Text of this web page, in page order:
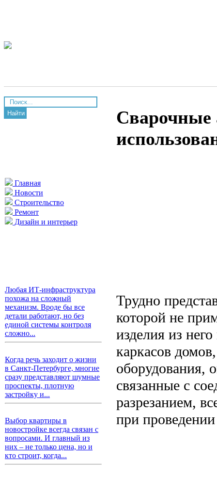
Найти
Главная
Новости
Строительство
Ремонт
Дизайн и интерьер
Любая ИТ-инфраструктура
похожа на сложный
механизм. Вроде бы все
детали работают, но без
единой системы контроля
сложно...
Когда речь заходит о жизни
в Санкт-Петербурге, многие
сразу представляют шумные
проспекты, плотную
застройку и...
Выбор квартиры в
новостройке всегда связан с
вопросами. И главный из
них – не только цена, но и
кто строит, когда...
Сварочные
Трудно
которой не
изделия из
каркасов
оборудования,
связанные с
разрезанием,
при